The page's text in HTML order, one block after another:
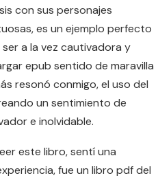
con sus personajes
es un ejemplo perfecto
a la vez cautivadora y
epub sentido de maravilla
resonó conmigo, el uso del
un sentimiento de
e inolvidable.
este libro, sentí una
fue un libro pdf del